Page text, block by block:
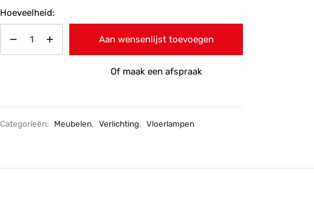
€279,-.
Hoeveelheid:
Aan wensenlijst toevoegen
Of maak een afspraak
Categorieën: Meubelen, Verlichting, Vloerlampen